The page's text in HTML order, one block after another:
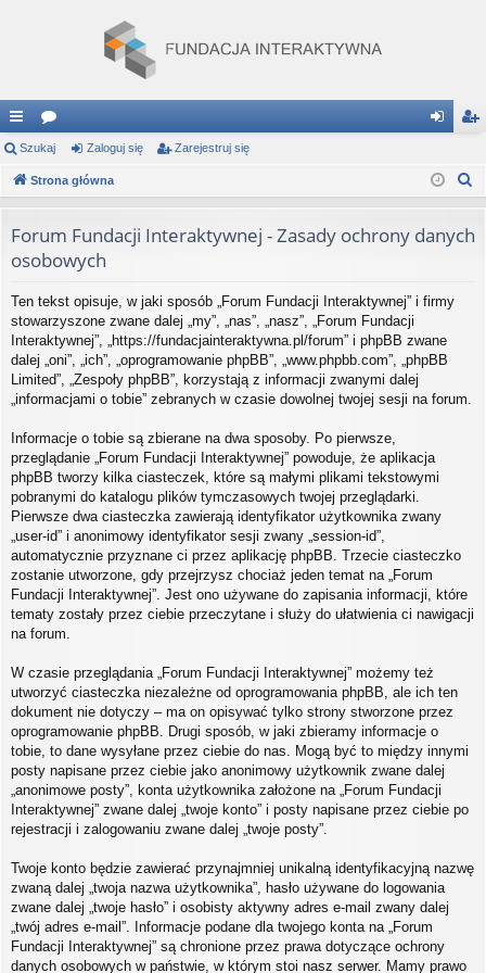
ię
ce
…
or
a og
si
ej
tru
Szukaj Zaloguj się Zarejestruj się
Strona główna
Forum Fundacji Interaktywnej - Zasady ochrony danych
osobowych
Ten tekst opisuje, w jaki sposób „Forum Fundacji Interaktywnej” i firmy
stowarzyszone zwane dalej „my”, „nas”, „nasz”, „Forum Fundacji
Interaktywnej”, „https://fundacjainteraktywna.pl/forum” i phpBB zwane
dalej „oni”, „ich”, „oprogramowanie phpBB”, „www.phpbb.com”, „phpBB
Limited”, „Zespoły phpBB”, korzystają z informacji zwanymi dalej
„informacjami o tobie” zebranych w czasie dowolnej twojej sesji na forum.
Informacje o tobie są zbierane na dwa sposoby. Po pierwsze,
przeglądanie „Forum Fundacji Interaktywnej” powoduje, że aplikacja
phpBB tworzy kilka ciasteczek, które są małymi plikami tekstowymi
pobranymi do katalogu plików tymczasowych twojej przeglądarki.
Pierwsze dwa ciasteczka zawierają identyfikator użytkownika zwany
„user-id” i anonimowy identyfikator sesji zwany „session-id”,
automatycznie przyznane ci przez aplikację phpBB. Trzecie ciasteczko
zostanie utworzone, gdy przejrzysz chociaż jeden temat na „Forum
Fundacji Interaktywnej”. Jest ono używane do zapisania informacji, które
tematy zostały przez ciebie przeczytane i służy do ułatwienia ci nawigacji
na forum.
W czasie przeglądania „Forum Fundacji Interaktywnej” możemy też
utworzyć ciasteczka niezależne od oprogramowania phpBB, ale ich ten
dokument nie dotyczy – ma on opisywać tylko strony stworzone przez
oprogramowanie phpBB. Drugi sposób, w jaki zbieramy informacje o
tobie, to dane wysyłane przez ciebie do nas. Mogą być to między innymi
posty napisane przez ciebie jako anonimowy użytkownik zwane dalej
„anonimowe posty”, konta użytkownika założone na „Forum Fundacji
Interaktywnej” zwane dalej „twoje konto” i posty napisane przez ciebie po
rejestracji i zalogowaniu zwane dalej „twoje posty”.
Twoje konto będzie zawierać przynajmniej unikalną identyfikacyjną nazwę
zwaną dalej „twoja nazwa użytkownika”, hasło używane do logowania
zwane dalej „twoje hasło” i osobisty aktywny adres e-mail zwany dalej
„twój adres e-mail”. Informacje podane dla twojego konta na „Forum
Fundacji Interaktywnej” są chronione przez prawa dotyczące ochrony
danych osobowych w państwie, w którym stoi nasz serwer. Mamy prawo